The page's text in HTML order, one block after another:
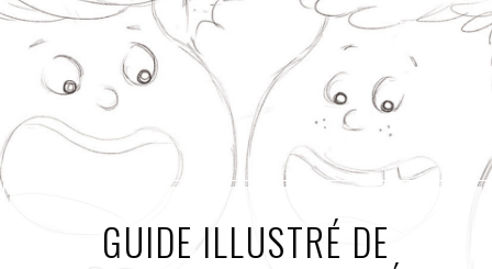
GUIDE ILLUSTRÉ DE